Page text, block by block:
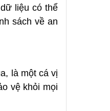
liệu có thể
sách về an
là một cá vị
vệ khỏi mọi